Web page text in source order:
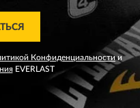
Конфиденциальности и
EVERLAST